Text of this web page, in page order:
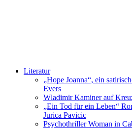
Literatur
„Hope Joanna“, ein
Evers
Wladimir Kaminer auf
„Ein Tod für ein Leben“
Jurica Pavicic
Psychothriller Woman in